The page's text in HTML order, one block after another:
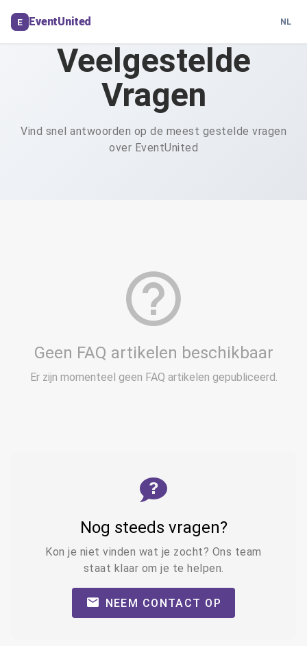
E EventUnited NL
Veelgestelde
Vragen
Vind snel antwoorden op de meest gestelde vragen
over EventUnited
Geen FAQ artikelen beschikbaar
Er zijn momenteel geen FAQ artikelen gepubliceerd.
Nog steeds vragen?
Kon je niet vinden wat je zocht? Ons team
staat klaar om je te helpen.
NEEM CONTACT OP